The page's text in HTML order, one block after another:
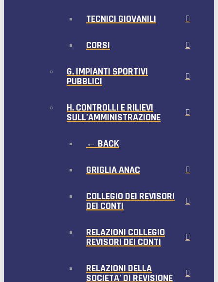
TECNICI GIOVANILI
CORSI
G. IMPIANTI SPORTIVI
PUBBLICI
H. CONTROLLI E RILIEVI
SULL’AMMINISTRAZIONE
← BACK
GRIGLIA ANAC
COLLEGIO DEI REVISORI
DEI CONTI
RELAZIONI COLLEGIO
REVISORI DEI CONTI
RELAZIONI DELLA
SOCIETA’ DI REVISIONE